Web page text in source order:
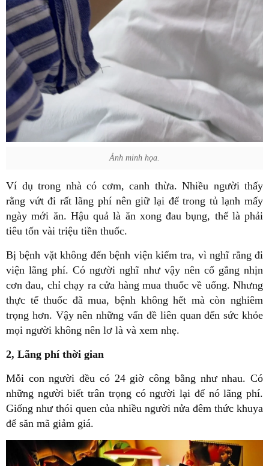
Ảnh minh họa.
Ví dụ trong nhà có cơm, canh thừa. Nhiều người thấy
rằng vứt đi rất lãng phí nên giữ lại để trong tủ lạnh mấy
ngày mới ăn. Hậu quả là ăn xong đau bụng, thế là phải
tiêu tốn vài triệu tiền thuốc.
Bị bệnh vặt không đến bệnh viện kiểm tra, vì nghĩ rằng đi
viện lãng phí. Có người nghĩ như vậy nên cố gắng nhịn
cơn đau, chỉ chạy ra cửa hàng mua thuốc về uống. Nhưng
thực tế thuốc đã mua, bệnh không hết mà còn nghiêm
trọng hơn. Vậy nên những vấn đề liên quan đến sức khỏe
mọi người không nên lơ là và xem nhẹ.
2, Lãng phí thời gian
Mỗi con người đều có 24 giờ công bằng như nhau. Có
những người biết trân trọng có người lại để nó lãng phí.
Giống như thói quen của nhiều người nửa đêm thức khuya
để săn mã giảm giá.